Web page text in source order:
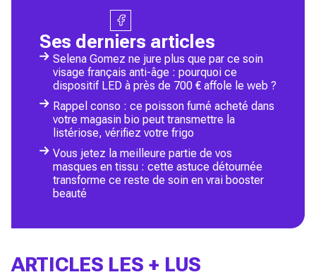
Ses derniers articles
Selena Gomez ne jure plus que par ce soin
visage français anti-âge : pourquoi ce
dispositif LED à près de 700 € affole le web ?
Rappel conso : ce poisson fumé acheté dans
votre magasin bio peut transmettre la
listériose, vérifiez votre frigo
Vous jetez la meilleure partie de vos
masques en tissu : cette astuce détournée
transforme ce reste de soin en vrai booster
beauté
ARTICLES LES + LUS